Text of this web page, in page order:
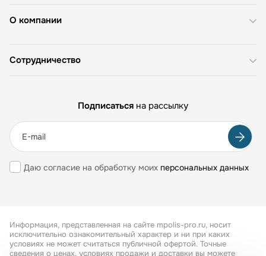
О компании
Сотрудничество
Подписаться на рассылку
Даю согласие на обработку моих персональных данных
Информация, представленная на сайте mpolis-pro.ru, носит
исключительно ознакомительный характер и ни при каких
условиях не может считаться публичной офертой. Точные
сведения о ценах, условиях продажи и доставки вы можете